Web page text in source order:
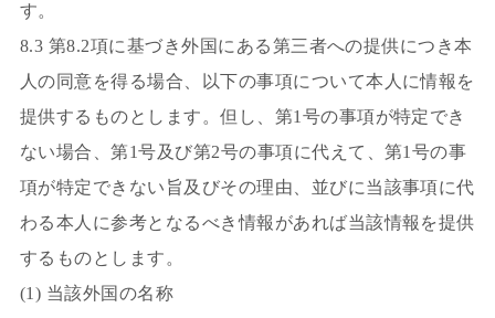
す。
8.3 第8.2項に基づき外国にある第三者への提供につき本
人の同意を得る場合、以下の事項について本人に情報を
提供するものとします。但し、第1号の事項が特定でき
ない場合、第1号及び第2号の事項に代えて、第1号の事
項が特定できない旨及びその理由、並びに当該事項に代
わる本人に参考となるべき情報があれば当該情報を提供
するものとします。
(1) 当該外国の名称